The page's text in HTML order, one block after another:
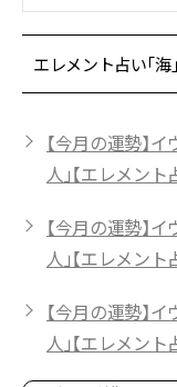
エレメント占い「海
【今月の運勢】
人」【エレメント
【今月の運勢】
人」【エレメント
【今月の運勢】
人」【エレメント